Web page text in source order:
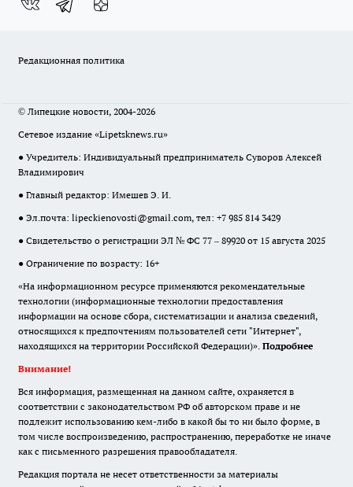
Редакционная политика
© Липецкие новости, 2004-2026
Сетевое издание «Lipetsknews.ru»
● Учредитель: Индивидуальный предприниматель Суворов Алексей
Владимирович
● Главный редактор: Имешев Э. И.
● Эл.почта: lipeckienovosti@gmail.com, тел: +7 985 814 3429
● Свидетельство о регистрации ЭЛ № ФС 77 – 89920 от 15 августа 2025
● Ограничение по возрасту: 16+
«На информационном ресурсе применяются рекомендательные
технологии (информационные технологии предоставления
информации на основе сбора, систематизации и анализа сведений,
относящихся к предпочтениям пользователей сети "Интернет",
находящихся на территории Российской Федерации)». Подробнее
Внимание!
Вся информация, размещенная на данном сайте, охраняется в
соответствии с законодательством РФ об авторском праве и не
подлежит использованию кем-либо в какой бы то ни было форме, в
том числе воспроизведению, распространению, переработке не иначе
как с письменного разрешения правообладателя.
Редакция портала не несет ответственности за материалы